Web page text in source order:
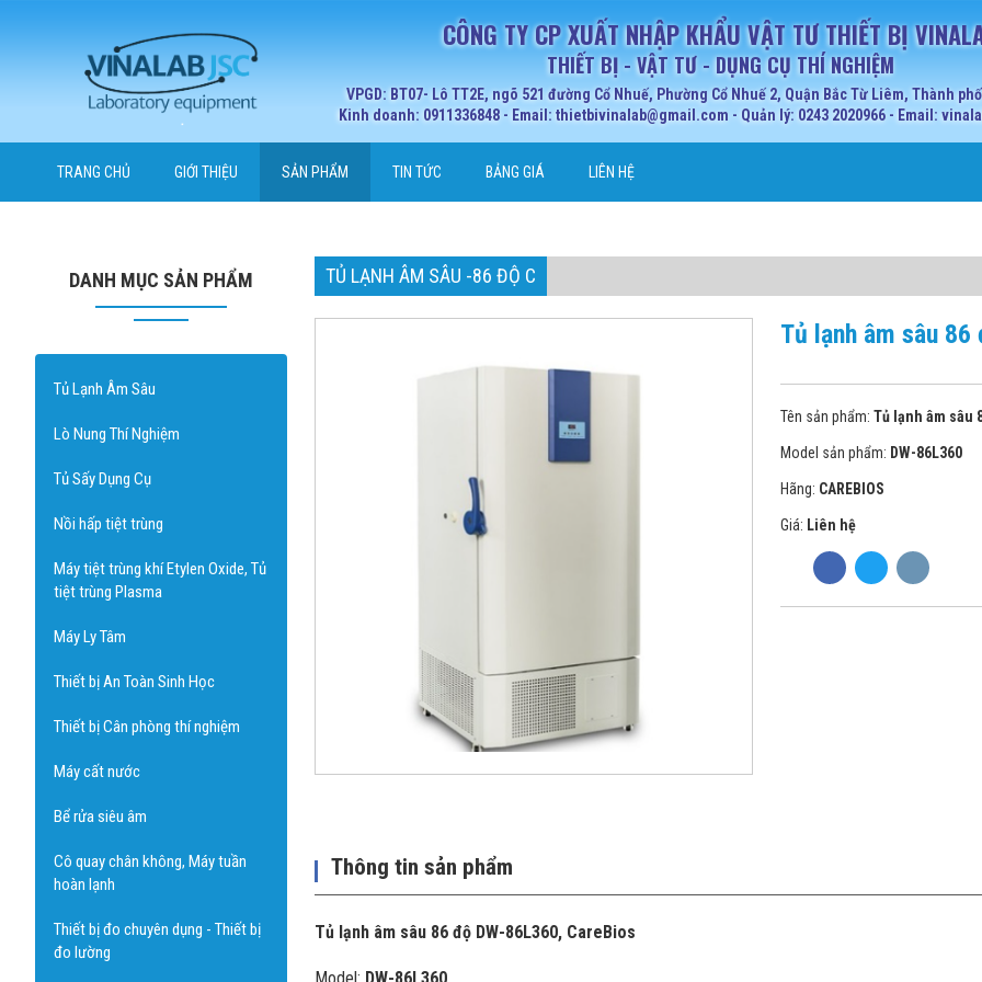
CÔNG TY CP XUẤT NHẬP KHẨU VẬT TƯ THIẾT BỊ
THIẾT BỊ - VẬT TƯ - DỤNG CỤ THÍ NGHIỆM
VPGD: BT07- Lô TT2E, ngõ 521 đường Cổ Nhuế, Phường Cổ Nhuế 2, Quận Bắc Từ Liêm, Thành
Kinh doanh: 0911336848 - Email: thietbivinalab@gmail.com - Quản lý: 0243 2020966 - Email:
TRANG CHỦ GIỚI THIỆU SẢN PHẨM TIN TỨC BẢNG GIÁ LIÊN HỆ
DANH MỤC SẢN PHẨM
Tủ Lạnh Âm Sâu
Lò Nung Thí Nghiệm
Tủ Sấy Dụng Cụ
Nồi hấp tiệt trùng
Máy tiệt trùng khí Etylen Oxide, Tủ
tiệt trùng Plasma
Máy Ly Tâm
Thiết bị An Toàn Sinh Học
Thiết bị Cân phòng thí nghiệm
Máy cất nước
Bể rửa siêu âm
Cô quay chân không, Máy tuần
hoàn lạnh
Thiết bị đo chuyên dụng - Thiết bị
đo lường
TỦ LẠNH ÂM SÂU -86 ĐỘ C
Tủ lạnh âm sâu 86
Tên sản phẩm: Tủ lạnh âm sâu
Model sản phẩm: DW-86L360
Hãng: CAREBIOS
Giá: Liên hệ
Thông tin sản phẩm
Tủ lạnh âm sâu 86 độ DW-86L360, CareBios